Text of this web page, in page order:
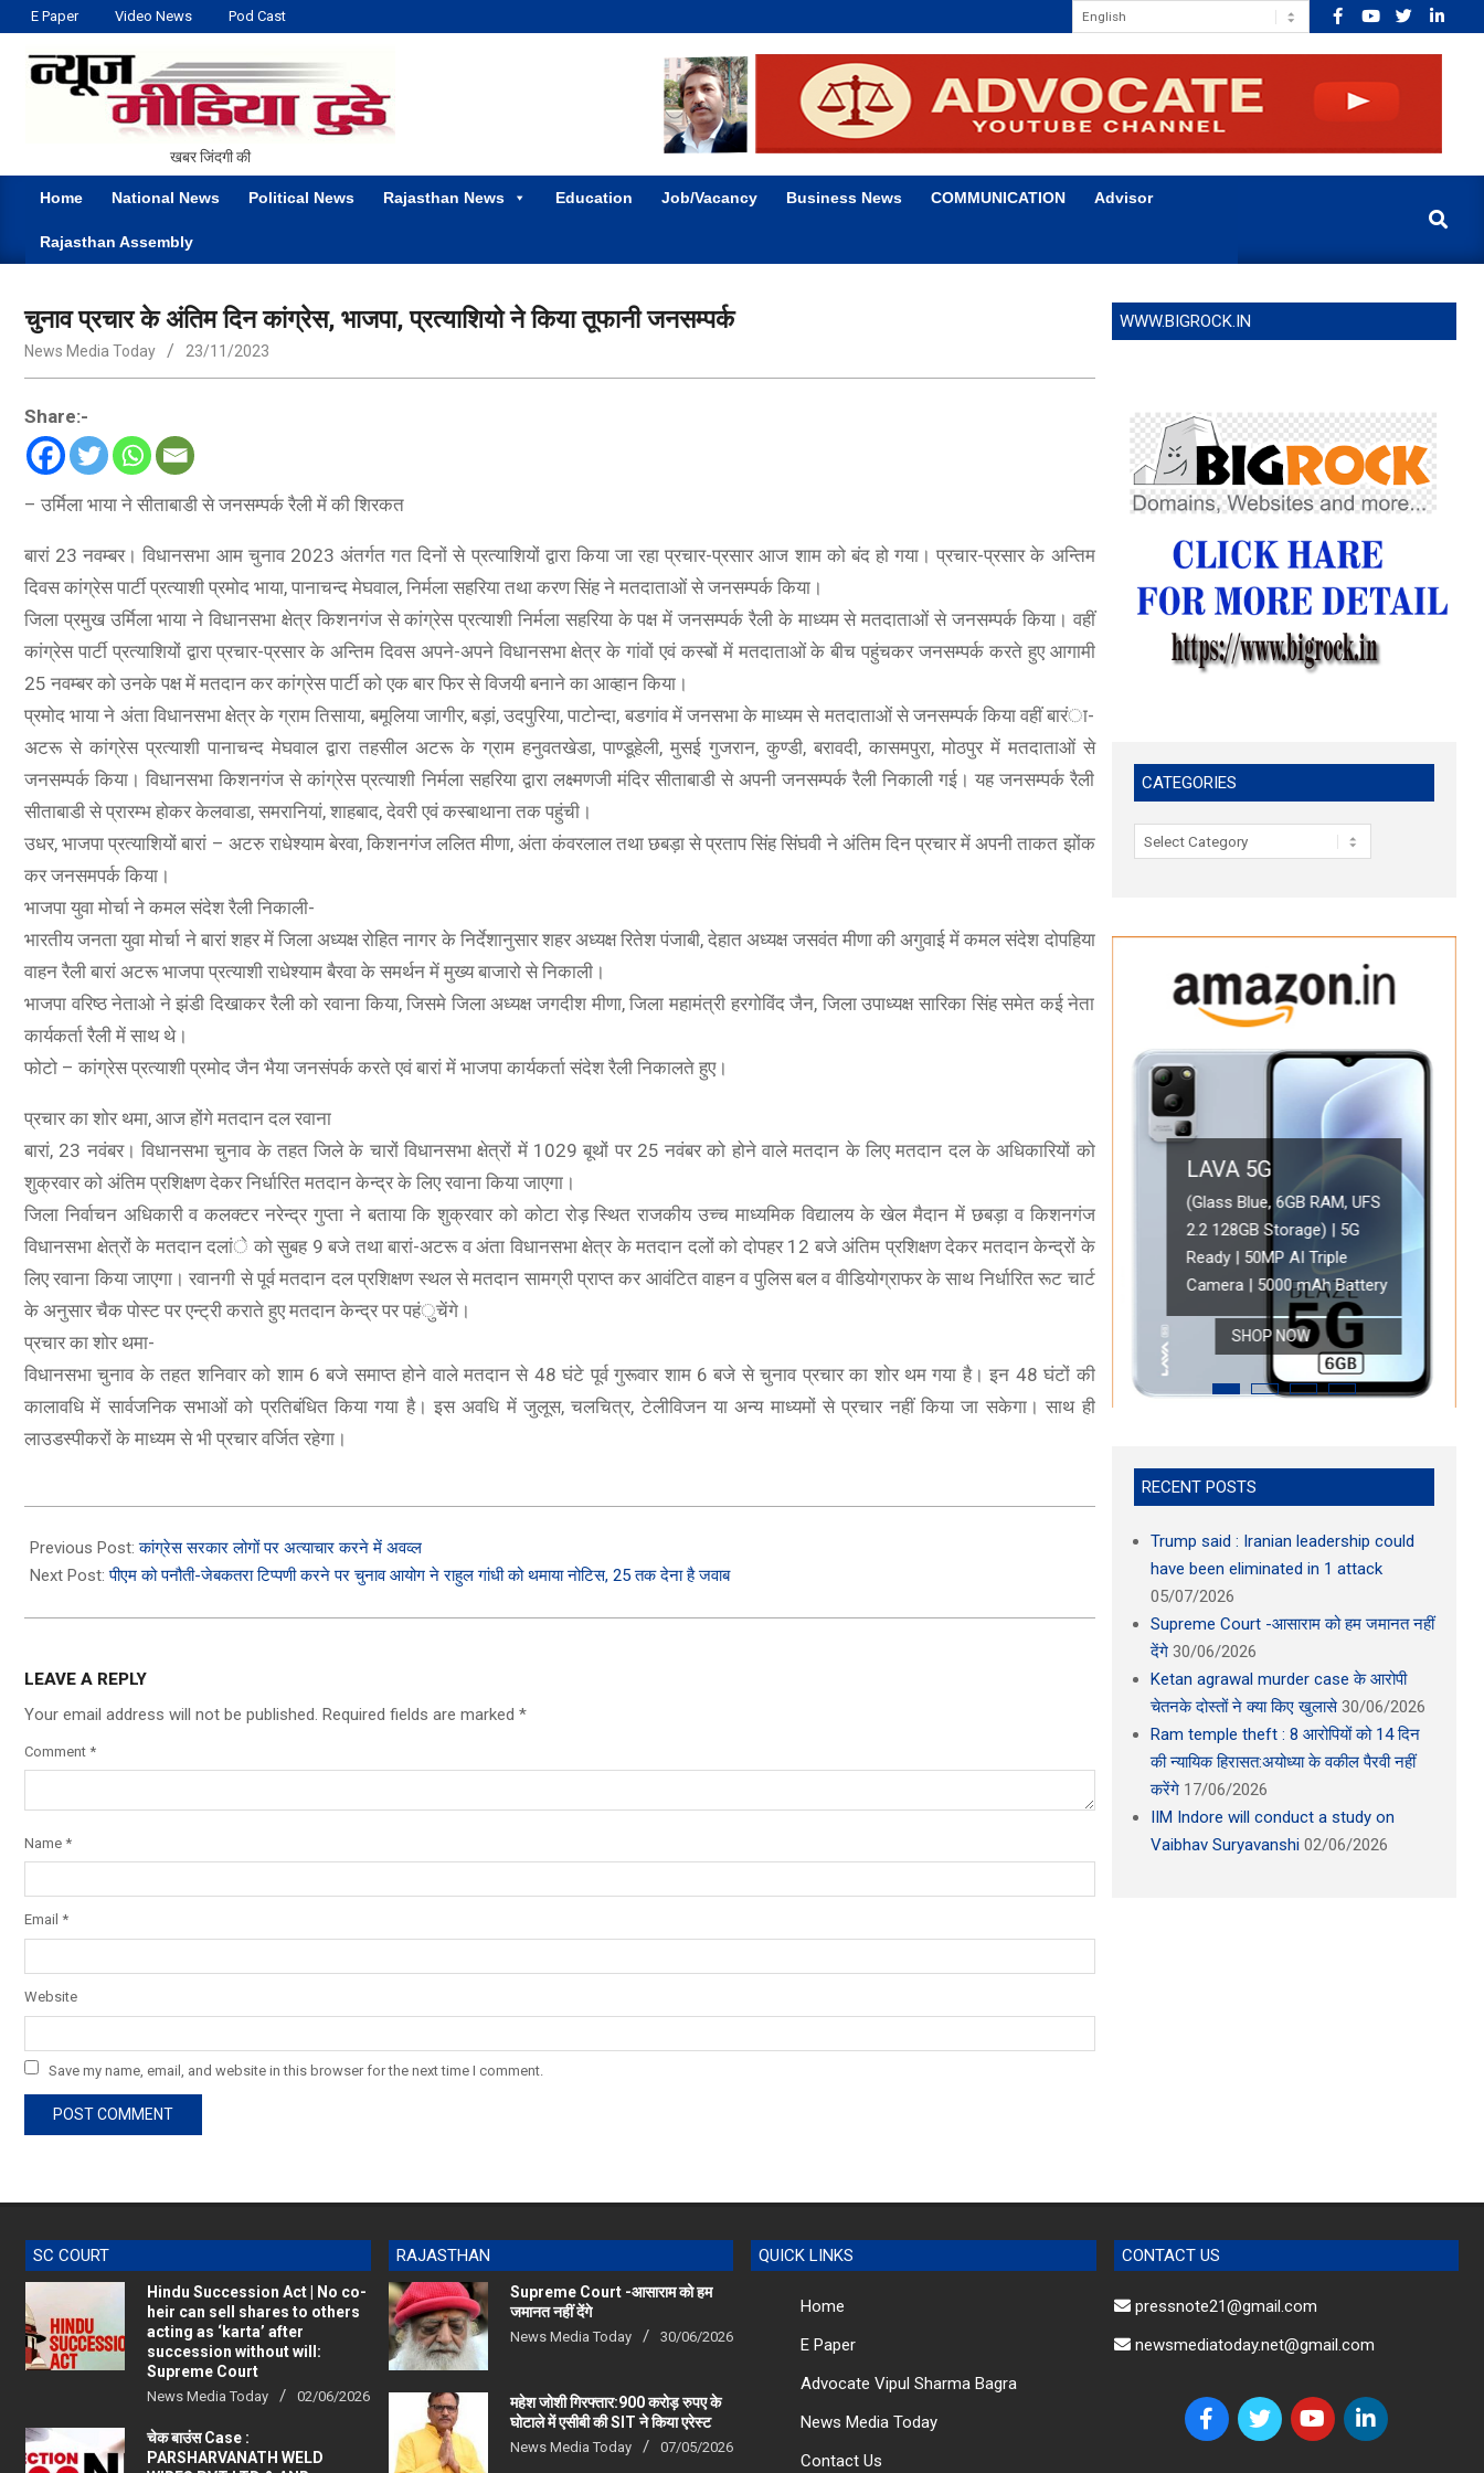
to
content
E Paper Video News Pod Cast
NEWS
MEDIA
TODAY
खबर जिंदगी की
Home National News Political News Rajasthan News Education Job/Vacancy Business News COMMUNICATION Advisor
Rajasthan Assembly
Search
चुनाव प्रचार के अंतिम दिन कांग्रेस, भाजपा, प्रत्याशियो ने किया तूफानी जनसम्पर्क
News Media Today 23/11/2023
Share:-
– उर्मिला भाया ने सीताबाडी से जनसम्पर्क रैली में की शिरकत
बारां 23 नवम्बर। विधानसभा आम चुनाव 2023 अंतर्गत गत दिनों से प्रत्याशियों द्वारा किया जा रहा प्रचार-प्रसार आज शाम को बंद हो गया। प्रचार-प्रसार के अन्तिम
दिवस कांग्रेस पार्टी प्रत्याशी प्रमोद भाया, पानाचन्द मेघवाल, निर्मला सहरिया तथा करण सिंह ने मतदाताओं से जनसम्पर्क किया।
जिला प्रमुख उर्मिला भाया ने विधानसभा क्षेत्र किशनगंज से कांग्रेस प्रत्याशी निर्मला सहरिया के पक्ष में जनसम्पर्क रैली के माध्यम से मतदाताओं से जनसम्पर्क किया। वहीं
कांग्रेस पार्टी प्रत्याशियों द्वारा प्रचार-प्रसार के अन्तिम दिवस अपने-अपने विधानसभा क्षेत्र के गांवों एवं कस्बों में मतदाताओं के बीच पहुंचकर जनसम्पर्क करते हुए आगामी
25 नवम्बर को उनके पक्ष में मतदान कर कांग्रेस पार्टी को एक बार फिर से विजयी बनाने का आव्हान किया।
प्रमोद भाया ने अंता विधानसभा क्षेत्र के ग्राम तिसाया, बमूलिया जागीर, बड़ां, उदपुरिया, पाटोन्दा, बडगांव में जनसभा के माध्यम से मतदाताओं से जनसम्पर्क किया वहीं बारंा-
अटरू से कांग्रेस प्रत्याशी पानाचन्द मेघवाल द्वारा तहसील अटरू के ग्राम हनुवतखेडा, पाण्डूहेली, मुसई गुजरान, कुण्डी, बरावदी, कासमपुरा, मोठपुर में मतदाताओं से
जनसम्पर्क किया। विधानसभा किशनगंज से कांग्रेस प्रत्याशी निर्मला सहरिया द्वारा लक्ष्मणजी मंदिर सीताबाडी से अपनी जनसम्पर्क रैली निकाली गई। यह जनसम्पर्क रैली
सीताबाडी से प्रारम्भ होकर केलवाडा, समरानियां, शाहबाद, देवरी एवं कस्बाथाना तक पहुंची।
उधर, भाजपा प्रत्याशियों बारां – अटरु राधेश्याम बेरवा, किशनगंज ललित मीणा, अंता कंवरलाल तथा छबड़ा से प्रताप सिंह सिंघवी ने अंतिम दिन प्रचार में अपनी ताकत झोंक
कर जनसमपर्क किया।
भाजपा युवा मोर्चा ने कमल संदेश रैली निकाली-
भारतीय जनता युवा मोर्चा ने बारां शहर में जिला अध्यक्ष रोहित नागर के निर्देशानुसार शहर अध्यक्ष रितेश पंजाबी, देहात अध्यक्ष जसवंत मीणा की अगुवाई में कमल संदेश दोपहिया
वाहन रैली बारां अटरू भाजपा प्रत्याशी राधेश्याम बैरवा के समर्थन में मुख्य बाजारो से निकाली।
भाजपा वरिष्ठ नेताओ ने झंडी दिखाकर रैली को रवाना किया, जिसमे जिला अध्यक्ष जगदीश मीणा, जिला महामंत्री हरगोविंद जैन, जिला उपाध्यक्ष सारिका सिंह समेत कई नेता
कार्यकर्ता रैली में साथ थे।
फोटो – कांग्रेस प्रत्याशी प्रमोद जैन भैया जनसंपर्क करते एवं बारां में भाजपा कार्यकर्ता संदेश रैली निकालते हुए।
प्रचार का शोर थमा, आज होंगे मतदान दल रवाना
बारां, 23 नवंबर। विधानसभा चुनाव के तहत जिले के चारों विधानसभा क्षेत्रों में 1029 बूथों पर 25 नवंबर को होने वाले मतदान के लिए मतदान दल के अधिकारियों को
शुक्रवार को अंतिम प्रशिक्षण देकर निर्धारित मतदान केन्द्र के लिए रवाना किया जाएगा।
जिला निर्वाचन अधिकारी व कलक्टर नरेन्द्र गुप्ता ने बताया कि शुक्रवार को कोटा रोड़ स्थित राजकीय उच्च माध्यमिक विद्यालय के खेल मैदान में छबड़ा व किशनगंज
विधानसभा क्षेत्रों के मतदान दलांे को सुबह 9 बजे तथा बारां-अटरू व अंता विधानसभा क्षेत्र के मतदान दलों को दोपहर 12 बजे अंतिम प्रशिक्षण देकर मतदान केन्द्रों के
लिए रवाना किया जाएगा। रवानगी से पूर्व मतदान दल प्रशिक्षण स्थल से मतदान सामग्री प्राप्त कर आवंटित वाहन व पुलिस बल व वीडियोग्राफर के साथ निर्धारित रूट चार्ट
के अनुसार चैक पोस्ट पर एन्ट्री कराते हुए मतदान केन्द्र पर पहंुचेंगे।
प्रचार का शोर थमा-
विधानसभा चुनाव के तहत शनिवार को शाम 6 बजे समाप्त होने वाले मतदान से 48 घंटे पूर्व गुरूवार शाम 6 बजे से चुनाव प्रचार का शोर थम गया है। इन 48 घंटों की
कालावधि में सार्वजनिक सभाओं को प्रतिबंधित किया गया है। इस अवधि में जुलूस, चलचित्र, टेलीविजन या अन्य माध्यमों से प्रचार नहीं किया जा सकेगा। साथ ही
लाउडस्पीकरों के माध्यम से भी प्रचार वर्जित रहेगा।
11-
23
Previous Post:कांग्रेस सरकार लोगों पर अत्याचार करने में अवव्‍ल
Next Post:पीएम को पनौती-जेबकतरा टिप्पणी करने पर चुनाव आयोग ने राहुल गांधी को थमाया नोटिस, 25 तक देना है जवाब
LEAVE A REPLY
Your email address will not be published. Required fields are marked *
Comment *
Name *
Email *
Website
Save my name, email, and website in this browser for the next time I comment.
WWW.BIGROCK.IN
CATEGORIES
Categories
| 90Hz
Offers
LAVA 5G
(Glass Blue, 6GB RAM, UFS 2.2 128GB Storage) | 5G Ready | 50MP AI
Triple Camera | 5000 mAh Battery
BOAT
boAt Newly Launched Wave Call Plus with 1.83" HD Display
ONEPLUS 5G
OnePlus Nord CE 2 Lite 5G (Blue Tide, 6GB RAM, 128GB Storage)
Oppo A78 5G (Glowing Blue, 8GB RAM, 128 Storage) | 5000 mAh
Battery with 33W SUPERVOOC Charger| 50MP AI Camera | 90Hz
Refresh Rate | with No Cost EMI/Additional Exchange Offers
(Glass Blue,
Triple Camera |
RECENT POSTS
Trump said : Iranian leadership could
have been eliminated in 1 attack
05/07/2026
Supreme Court -आसाराम को हम जमानत नहीं
देंगे 30/06/2026
Ketan agrawal murder case के आरोपी
चेतनके दोस्तों ने क्या किए खुलासे 30/06/2026
Ram temple theft : 8 आरोपियों को 14 दिन
की न्यायिक हिरासत:अयोध्या के वकील पैरवी नहीं
करेंगे 17/06/2026
IIM Indore will conduct a study on
Vaibhav Suryavanshi 02/06/2026
SC COURT
Hindu Succession Act | No co-
heir can sell shares to others
acting as ‘karta’ after
succession without will:
Supreme Court
News Media Today 02/06/2026
चेक बाउंस Case :
PARSHARVANATH WELD
RAJASTHAN
Supreme Court -आसाराम को हम
जमानत नहीं देंगे
News Media Today 30/06/2026
महेश जोशी गिरफ्तार:900 करोड़ रुपए के
घोटाले में एसीबी की SIT ने किया एरेस्‍ट
News Media Today 07/05/2026
QUICK LINKS
Home
E Paper
Advocate Vipul Sharma Bagra
News Media Today
Contact Us
CONTACT US
pressnote21@gmail.com
newsmediatoday.net@gmail.com